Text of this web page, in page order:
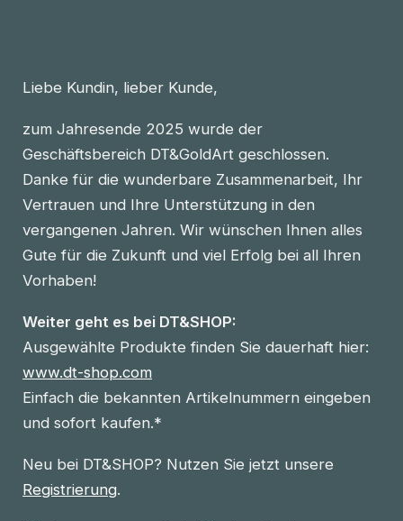
Liebe Kundin, lieber Kunde,
zum Jahresende 2025 wurde der
Geschäftsbereich DT&GoldArt geschlossen.
Danke für die wunderbare Zusammenarbeit, Ihr
Vertrauen und Ihre Unterstützung in den
vergangenen Jahren. Wir wünschen Ihnen alles
Gute für die Zukunft und viel Erfolg bei all Ihren
Vorhaben!
Weiter geht es bei DT&SHOP:
Ausgewählte Produkte finden Sie dauerhaft hier:
www.dt-shop.com
Einfach die bekannten Artikelnummern eingeben
und sofort kaufen.*
Neu bei DT&SHOP? Nutzen Sie jetzt unsere
Registrierung.